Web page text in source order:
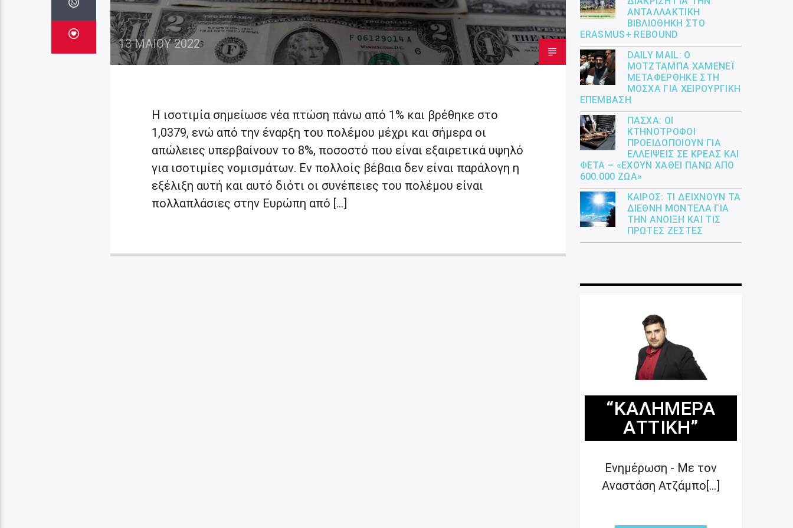
13 ΜΑΪ́ΟΥ 2022
Η ισοτιμία σημείωσε νέα πτώση πάνω από 1% και βρέθηκε στο
1,0379, ενώ από την έναρξη του πολέμου μέχρι και σήμερα οι
απώλειες υπερβαίνουν το 8%, ποσοστό που είναι εξαιρετικά υψηλό
για ισοτιμίες νομισμάτων. Εν πολλοίς βέβαια δεν είναι παράλογη η
εξέλιξη αυτή και αυτό διότι οι συνέπειες του πολέμου είναι
πολλαπλάσιες στην Ευρώπη από […]
ΑΝΤΑΛΛΑΚΤΙΚΉ
ΒΙΒΛΙΟΘΉΚΗ ΣΤΟ
ERASMUS+ REBOUND
DAILY MAIL: Ο
ΜΟΤΖΤΆΜΠΑ ΧΑΜΕΝΕΪ́
ΜΕΤΑΦΈΡΘΗΚΕ ΣΤΗ
ΜΌΣΧΑ ΓΙΑ ΧΕΙΡΟΥΡΓΙΚΉ
ΕΠΈΜΒΑΣΗ
ΠΆΣΧΑ: ΟΙ
ΚΤΗΝΟΤΡΌΦΟΙ
ΠΡΟΕΙΔΟΠΟΙΟΎΝ ΓΙΑ
ΕΛΛΕΊΨΕΙΣ ΣΕ ΚΡΈΑΣ ΚΑΙ
ΦΈΤΑ – «ΈΧΟΥΝ ΧΑΘΕΊ ΠΆΝΩ ΑΠΌ
600.000 ΖΏΑ»
ΚΑΙΡΌΣ: ΤΙ ΔΕΊΧΝΟΥΝ ΤΑ
ΔΙΕΘΝΉ ΜΟΝΤΈΛΑ ΓΙΑ
ΤΗΝ ΆΝΟΙΞΗ ΚΑΙ ΤΙΣ
ΠΡΏΤΕΣ ΖΈΣΤΕΣ
“ΚΑΛΗΜΈΡΑ
ΑΤΤΙΚΉ”
Ενημέρωση - Με τον
Αναστάση Ατζάμπο[...]